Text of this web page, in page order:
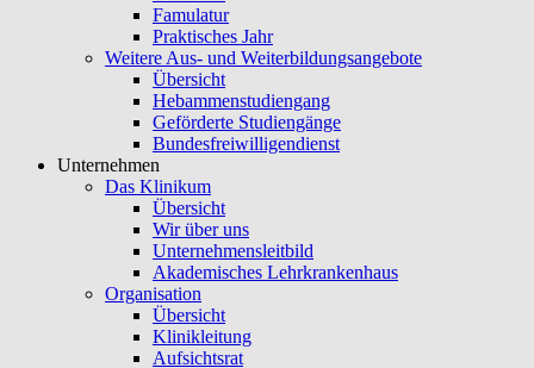
Famulatur
Praktisches Jahr
Weitere Aus- und Weiterbildungsangebote
Übersicht
Hebammenstudiengang
Geförderte Studiengänge
Bundesfreiwilligendienst
Unternehmen
Das Klinikum
Übersicht
Wir über uns
Unternehmensleitbild
Akademisches Lehrkrankenhaus
Organisation
Übersicht
Klinikleitung
Aufsichtsrat